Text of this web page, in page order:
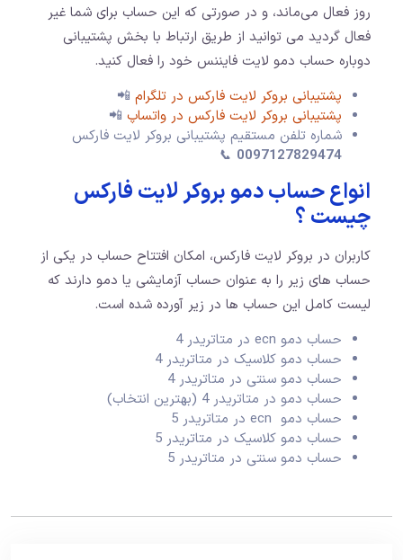
روز فعال می‌ماند، و در صورتی که این حساب برای شما غیر
فعال گردید می توانید از طریق ارتباط با بخش پشتیبانی
دوباره حساب دمو لایت فایننس خود را فعال کنید.
پشتیبانی بروکر لایت فارکس در تلگرام 📲
پشتیبانی بروکر لایت فارکس در واتساپ 📲
شماره تلفن مستقیم پشتیبانی بروکر لایت فارکس
0097127829474
📞
انواع حساب دمو بروکر لایت فارکس
چیست ؟
کاربران در بروکر لایت فارکس،‌ امکان افتتاح حساب در یکی از
حساب های زیر را به عنوان حساب آزمایشی یا دمو دارند که
لیست کامل این حساب ها در زیر آورده شده است.
حساب دمو ecn در متاتریدر 4
حساب دمو کلاسیک در متاتریدر 4
حساب دمو سنتی در متاتریدر 4
حساب دمو در متاتریدر 4 (بهترین انتخاب)
حساب دمو ecn در متاتریدر 5
حساب دمو کلاسیک در متاتریدر 5
حساب دمو سنتی در متاتریدر 5